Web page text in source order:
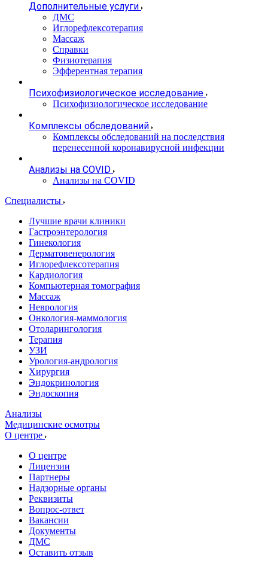
Дополнительные услуги
ДМС
Иглорефлексотерапия
Массаж
Справки
Физиотерапия
Эфферентная терапия
Психофизиологическое исследование
Психофизиологическое исследование
Комплексы обследований
Комплексы обследований на последствия
перенесенной коронавирусной инфекции
Анализы на COVID
Анализы на COVID
Специалисты
Лучшие врачи клиники
Гастроэнтерология
Гинекология
Дерматовенерология
Иглорефлексотерапия
Кардиология
Компьютерная томография
Массаж
Неврология
Онкология-маммология
Отоларингология
Терапия
УЗИ
Урология-андрология
Хирургия
Эндокринология
Эндоскопия
Анализы
Медицинские осмотры
О центре
О центре
Лицензии
Партнеры
Надзорные органы
Реквизиты
Вопрос-ответ
Вакансии
Документы
ДМС
Оставить отзыв